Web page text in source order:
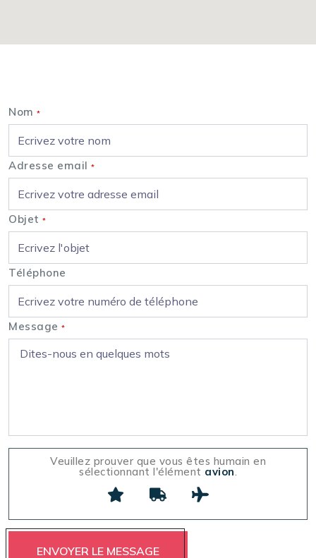
Nom *
Adresse email *
Objet *
Téléphone
Message *
Veuillez prouver que vous êtes humain en
sélectionnant l'élément avion.